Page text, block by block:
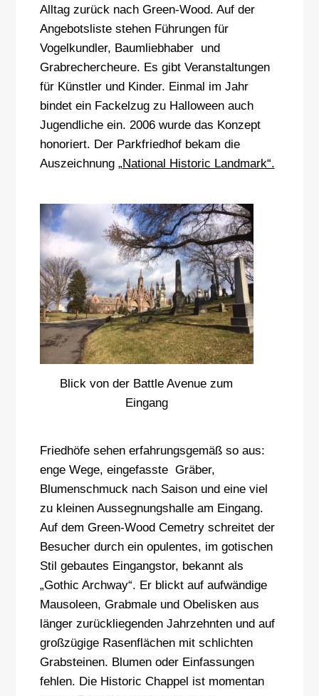
Alltag zurück nach Green-Wood. Auf der
Angebotsliste stehen Führungen für
Vogelkundler, Baumliebhaber und
Grabrechercheure. Es gibt Veranstaltungen
für Künstler und Kinder. Einmal im Jahr
bindet ein Fackelzug zu Halloween auch
Jugendliche ein. 2006 wurde das Konzept
honoriert. Der Parkfriedhof bekam die
Auszeichnung „National Historic Landmark“.
Blick von der Battle Avenue zum
Eingang
Friedhöfe sehen erfahrungsgemäß so aus:
enge Wege, eingefasste Gräber,
Blumenschmuck nach Saison und eine viel
zu kleinen Aussegnungshalle am Eingang.
Auf dem Green-Wood Cemetry schreitet der
Besucher durch ein opulentes, im gotischen
Stil gebautes Eingangstor, bekannt als
„Gothic Archway“. Er blickt auf aufwändige
Mausoleen, Grabmale und Obelisken aus
länger zurückliegenden Jahrzehnten und auf
großzügige Rasenflächen mit schlichten
Grabsteinen. Blumen oder Einfassungen
fehlen. Die Historic Chappel ist momentan